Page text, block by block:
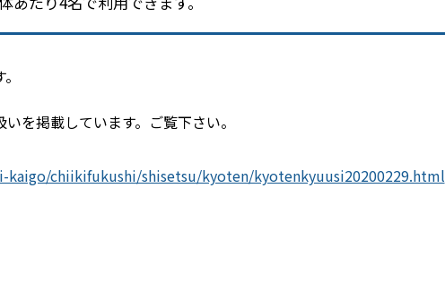
を掲載しています。ご覧下さい。
chiikifukushi/shisetsu/kyoten/kyotenkyuusi20200229.html